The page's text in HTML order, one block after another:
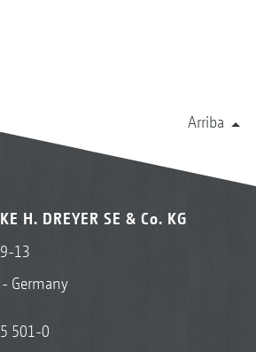
Arriba
H. DREYER SE & Co. KG
13
Germany
501-0